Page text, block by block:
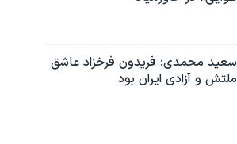
سعید محمدی: فریدون فرخزاد عاشق
ملتش و آزادی ایران بود